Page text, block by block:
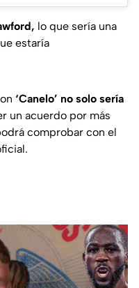
lo que sería una
estaría
‘Canelo’ no solo sería
un acuerdo por más
comprobar con el